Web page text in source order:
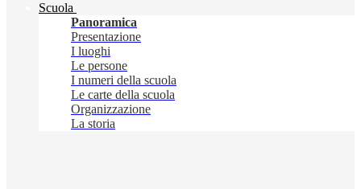
Scuola
Panoramica
Presentazione
I luoghi
Le persone
I numeri della scuola
Le carte della scuola
Organizzazione
La storia